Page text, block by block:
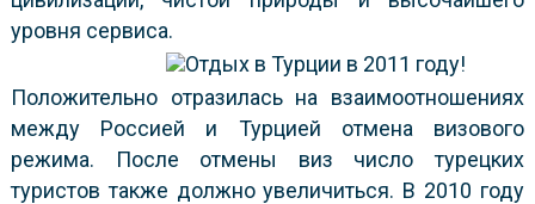
уровня сервиса.
Положительно отразилась на взаимоотношениях
между Россией и Турцией отмена визового
режима. После отмены виз число турецких
туристов также должно увеличиться. В 2010 году